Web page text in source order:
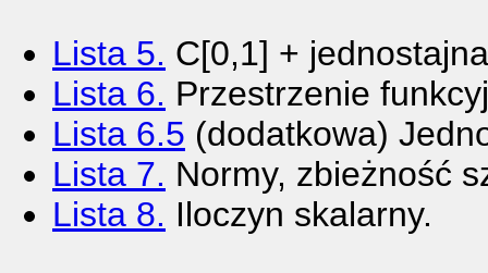
Lista 5. C[0,1] +
Lista 6. Przestrzenie
Lista 6.5 (dodatkowa)
Lista 7. Normy, zbieżność
Lista 8. Iloczyn skalarny.